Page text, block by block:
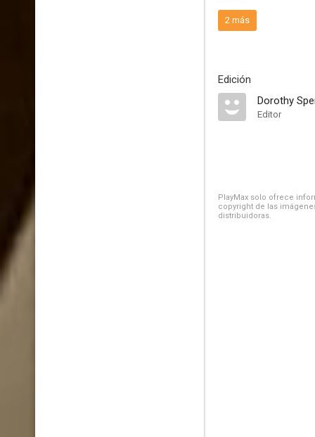
2 más
Edición
Dorothy
Editor
PlayMax solo ofrece
copyright de las
distribuidoras.